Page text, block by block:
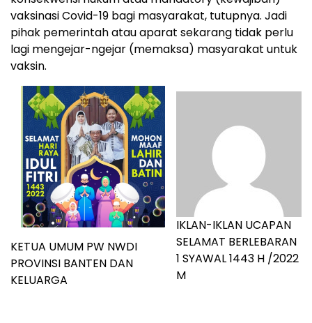
vaksinasi Covid-19 bagi masyarakat, tutupnya. Jadi
pihak pemerintah atau aparat sekarang tidak perlu
lagi mengejar-ngejar (memaksa) masyarakat untuk
vaksin.
IKLAN-IKLAN UCAPAN
SELAMAT BERLEBARAN
1 SYAWAL 1443 H /2022
M
KETUA UMUM PW NWDI
PROVINSI BANTEN DAN
KELUARGA